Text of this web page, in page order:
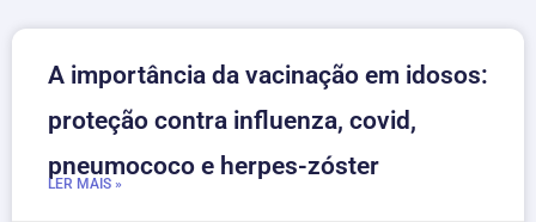
A importância da vacinação em idosos:
proteção contra influenza, covid,
pneumococo e herpes-zóster
LER MAIS »